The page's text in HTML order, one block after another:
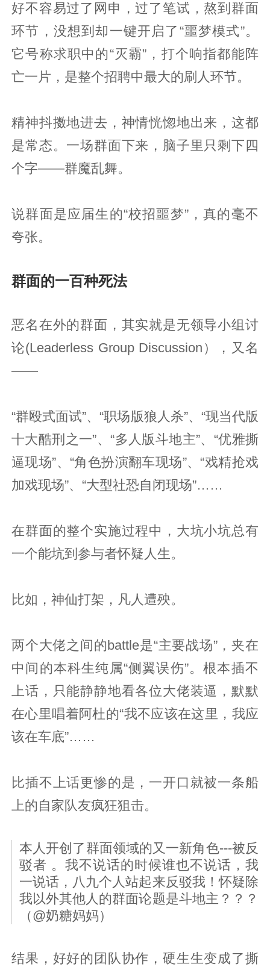
好不容易过了网申，过了笔试，熬到群面
环节，没想到却一键开启了“噩梦模式”。
它号称求职中的“灭霸”，打个响指都能阵
亡一片，是整个招聘中最大的刷人环节。
精神抖擞地进去，神情恍惚地出来，这都
是常态。一场群面下来，脑子里只剩下四
个字——群魔乱舞。
说群面是应届生的“校招噩梦”，真的毫不
夸张。
群面的一百种死法
恶名在外的群面，其实就是无领导小组讨
论(Leaderless Group Discussion），又名
——
“群殴式面试”、“职场版狼人杀”、“现当代版
十大酷刑之一”、“多人版斗地主”、“优雅撕
逼现场”、“角色扮演翻车现场”、“戏精抢戏
加戏现场”、“大型社恐自闭现场”……
在群面的整个实施过程中，大坑小坑总有
一个能坑到参与者怀疑人生。
比如，神仙打架，凡人遭殃。
两个大佬之间的battle是“主要战场”，夹在
中间的本科生纯属“侧翼误伤”。根本插不
上话，只能静静地看各位大佬装逼，默默
在心里唱着阿杜的“我不应该在这里，我应
该在车底”……
比插不上话更惨的是，一开口就被一条船
上的自家队友疯狂狙击。
本人开创了群面领域的又一新角色---被反
驳者 。我不说话的时候谁也不说话，我
一说话，八九个人站起来反驳我！怀疑除
我以外其他人的群面论题是斗地主？？？
（@奶糖妈妈）
结果，好好的团队协作，硬生生变成了撕